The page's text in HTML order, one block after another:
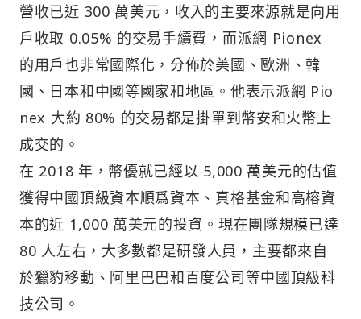
營收已近 300 萬美元，收入的主要來源就是向用
戶收取 0.05% 的交易手續費，而派網 Pionex
的用戶也非常國際化，分佈於美國、歐洲、韓
國、日本和中國等國家和地區。他表示派網 Pio
nex 大約 80% 的交易都是掛單到幣安和火幣上
成交的。
在 2018 年，幣優就已經以 5,000 萬美元的估值
獲得中國頂級資本順爲資本、真格基金和高榕資
本的近 1,000 萬美元的投資。現在團隊規模已達
80 人左右，大多數都是研發人員，主要都來自
於獵豹移動、阿里巴巴和百度公司等中國頂級科
技公司。